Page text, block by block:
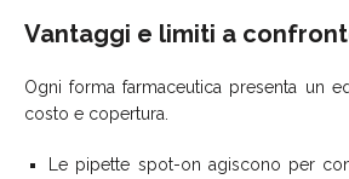
Vantaggi e limiti a
Ogni forma farmaceutica presenta un
costo e copertura.
Le pipette spot-on agiscono per